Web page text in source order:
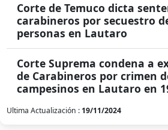
Corte de Temuco dicta
carabineros por secuestro
personas en Lautaro
Corte Suprema condena a
de Carabineros por crimen
campesinos en Lautaro en
Ultima Actualización : 19/11/2024